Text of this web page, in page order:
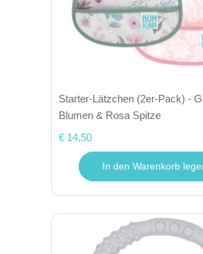
Starter-Lätzchen (2er-Pack) -
Blumen & Rosa Spitze
€ 14,50
In den Warenkorb